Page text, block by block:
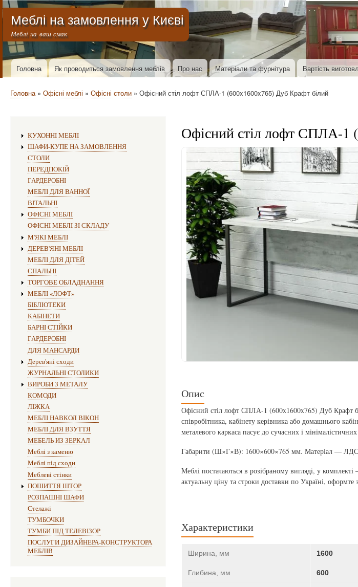
Меню облікового запису користувача
Меблі на замовлення у Києві
Меблі на ваш смак
Основна навіґація
Головна Як проводиться замовлення меблів Про нас Матеріали та фурнітура Вартість
Рядок навіґації
Головна Офісні меблі Офісні столи Офісний стіл лофт СПЛА-1 (600x1600x765) Дуб Крафт білий
Офісний стіл лофт СПЛА-1
Опис
Офісний стіл лофт СПЛА-1 (600x1600x765) Дуб Крафт
співробітника, кабінету керівника або домашнього
металевого каркаса пасує до сучасних і мінімалістичних
Габарити (Ш×Г×В): 1600×600×765 мм. Матеріал —
Меблі постачаються в розібраному вигляді, у
актуальну ціну та строки доставки по Україні,
Характеристики
Ширина, мм 1600
Глибина, мм 600
КУХОННІ МЕБЛІ
ШАФИ-КУПЕ НА ЗАМОВЛЕННЯ
СТОЛИ
ПЕРЕДПОКІЙ
ГАРДЕРОБНІ
МЕБЛІ ДЛЯ ВАННОЇ
ВІТАЛЬНІ
ОФІСНІ МЕБЛІ
ОФІСНІ МЕБЛІ ЗІ СКЛАДУ
М'ЯКІ МЕБЛІ
ДЕРЕВ'ЯНІ МЕБЛІ
МЕБЛІ ДЛЯ ДІТЕЙ
СПАЛЬНІ
ТОРГОВЕ ОБЛАДНАННЯ
МЕБЛІ «ЛОФТ»
БІБЛІОТЕКИ
КАБІНЕТИ
БАРНІ СТІЙКИ
ГАРДЕРОБНІ
ДЛЯ МАНСАРДИ
Дерев'яні сходи
ЖУРНАЛЬНІ СТОЛИКИ
ВИРОБИ З МЕТАЛУ
КОМОДИ
ЛІЖКА
МЕБЛІ НАВКОЛ ВІКОН
МЕБЛІ ДЛЯ ВЗУТТЯ
МЕБЕЛЬ ИЗ ЗЕРКАЛ
Меблі з каменю
Меблі під сходи
Меблеві стінки
ПОШИТТЯ ШТОР
РОЗПАШНІ ШАФИ
Стелажі
ТУМБОЧКИ
ТУМБИ ПІД ТЕЛЕВІЗОР
ПОСЛУГИ ДИЗАЙНЕРА-КОНСТРУКТОРА
МЕБЛІВ